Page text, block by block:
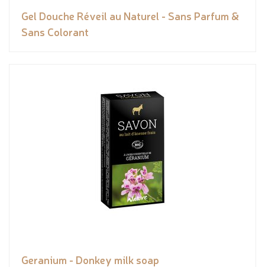
Gel Douche Réveil au Naturel - Sans Parfum &
Sans Colorant
Geranium - Donkey milk soap